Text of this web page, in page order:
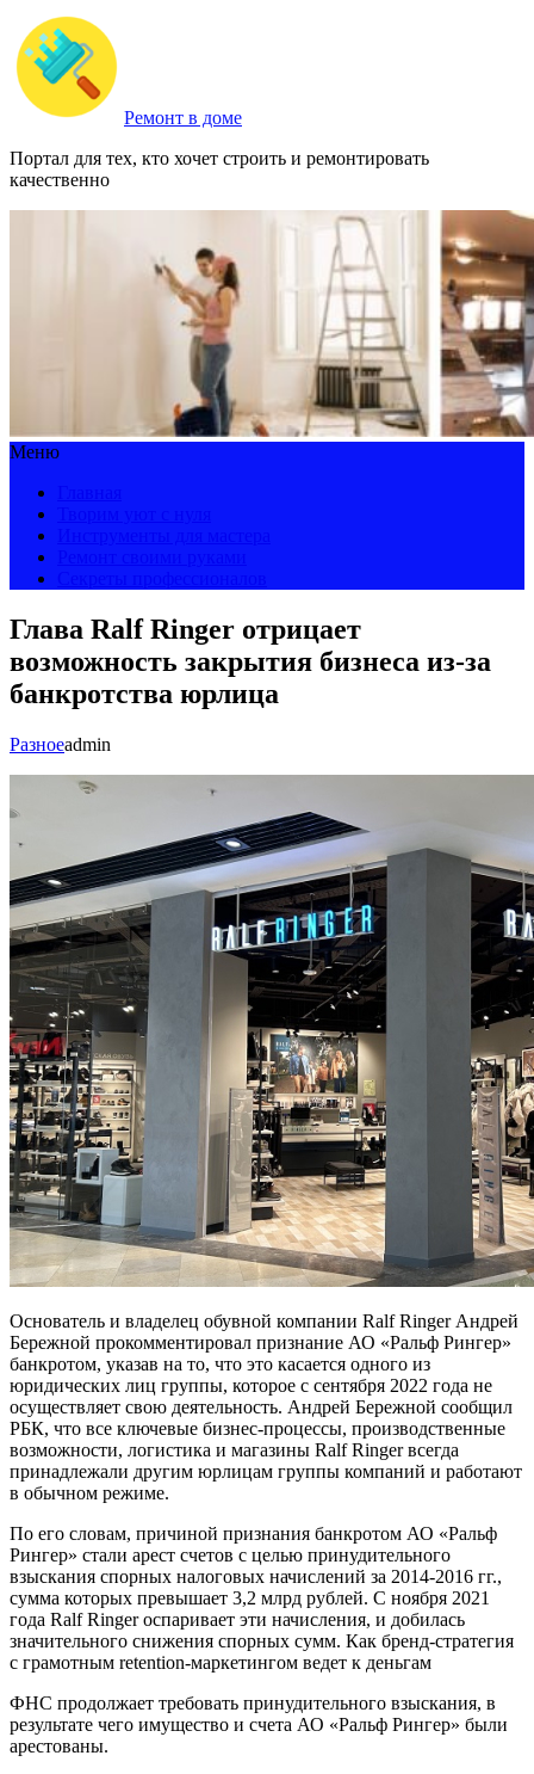
Ремонт в доме
Портал для тех, кто хочет строить и ремонтировать
качественно
Меню
Глава Ralf Ringer отрицает
возможность закрытия бизнеса из-за
банкротства юрлица
Разноеadmin
Основатель и владелец обувной компании Ralf Ringer Андрей
Бережной прокомментировал признание АО «Ральф Рингер»
банкротом, указав на то, что это касается одного из
юридических лиц группы, которое с сентября 2022 года не
осуществляет свою деятельность. Андрей Бережной сообщил
РБК, что все ключевые бизнес-процессы, производственные
возможности, логистика и магазины Ralf Ringer всегда
принадлежали другим юрлицам группы компаний и работают
в обычном режиме.
По его словам, причиной признания банкротом АО «Ральф
Рингер» стали арест счетов с целью принудительного
взыскания спорных налоговых начислений за 2014-2016 гг.,
сумма которых превышает 3,2 млрд рублей. С ноября 2021
года Ralf Ringer оспаривает эти начисления, и добилась
значительного снижения спорных сумм. Как бренд-стратегия
с грамотным retention-маркетингом ведет к деньгам
ФНС продолжает требовать принудительного взыскания, в
результате чего имущество и счета АО «Ральф Рингер» были
арестованы.